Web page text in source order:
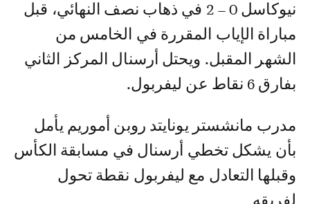
نيوكاسل 0 – 2 في ذهاب نصف النهائي، قبل
مباراة الإياب المقررة في الخامس من
الشهر المقبل. ويحتل أرسنال المركز الثاني
بفارق 6 نقاط عن ليفربول.
مدرب مانشستر يونايتد روبن أموريم يأمل
بأن يشكل تخطي أرسنال في مسابقة الكأس
وقبلها التعادل مع ليفربول نقطة تحول